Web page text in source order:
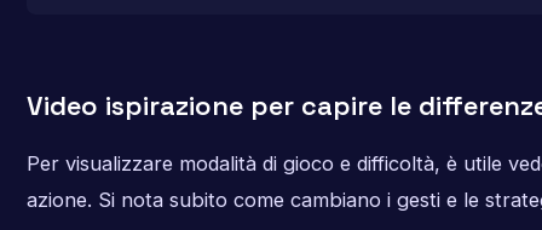
Video ispirazione per capire le
Per visualizzare modalità di gioco e difficoltà, è utile
azione. Si nota subito come cambiano i gesti e le